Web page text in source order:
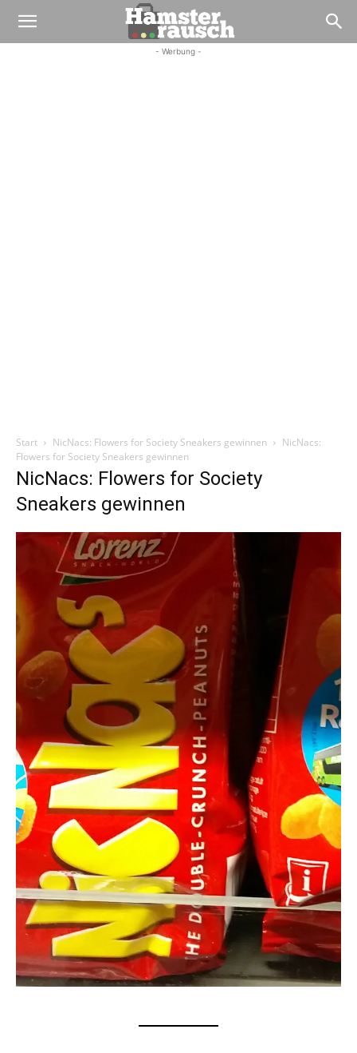
- Werbung -
Start NicNacs: Flowers for Society Sneakers gewinnen
NicNacs:
Flowers for Society Sneakers gewinnen
NicNacs: Flowers for Society
Sneakers gewinnen